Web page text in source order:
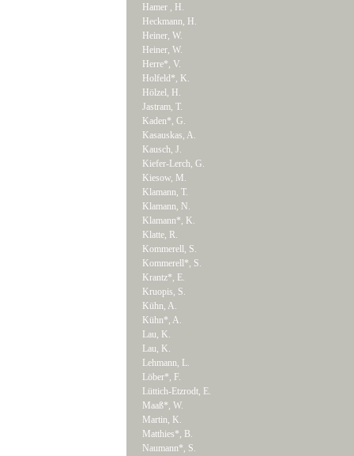
Hamer , H.
Heckmann, H.
Heiner, W.
Heiner, W.
Herre*, V.
Holfeld*, K.
Hölzel, H.
Jastram, T.
Kaden*, G.
Kasauskas, A.
Kausch, J.
Kiefer-Lerch, G.
Kiesow, M.
Klamann, T.
Klamann, N.
Klamann*, K.
Klatte, R.
Kommerell, S.
Kommerell*, S.
Krantz*, E.
Kruopis, S.
Kühn, A.
Kühn*, A.
Lau, K.
Lau, K.
Lehmann, L.
Löber*, F.
Lüttich-Etzrodt, E.
Maaß*, W.
Martin, K.
Matthies*, B.
Naumann*, S.